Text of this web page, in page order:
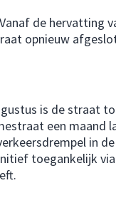
de hervatting
opnieuw
is de straat
een maand
in de
toegankelijk